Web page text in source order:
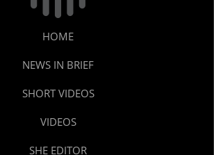
HOME
NEWS IN BRIEF
SHORT VIDEOS
VIDEOS
SHE EDITOR